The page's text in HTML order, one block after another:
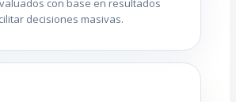
con base en resultados
decisiones masivas.